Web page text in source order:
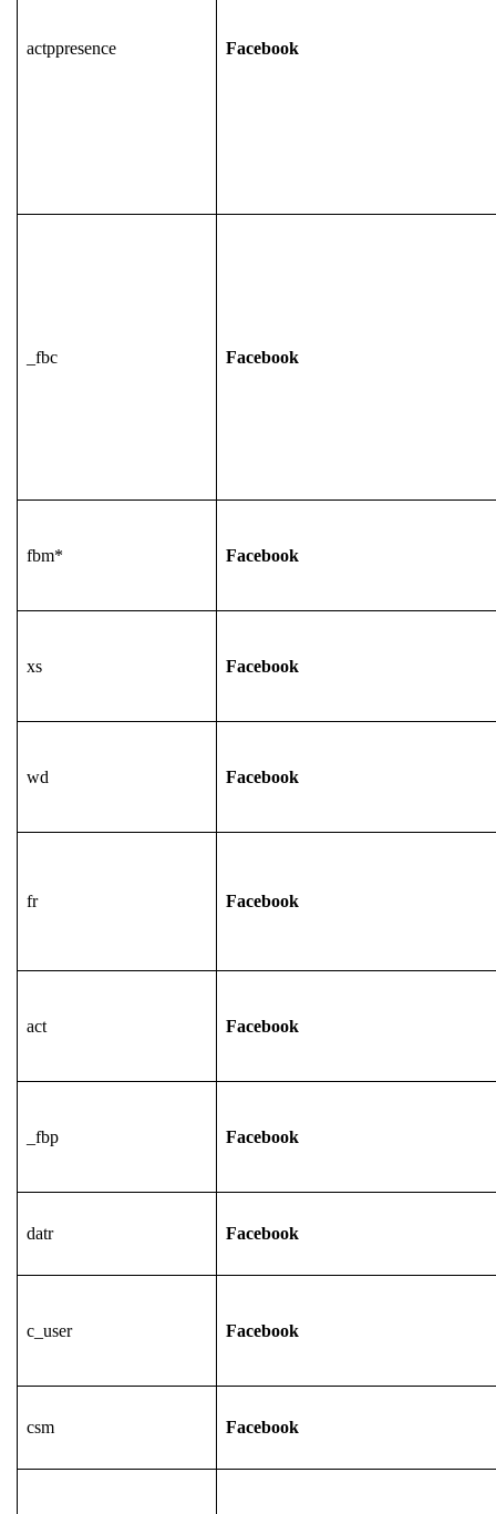
actppresence Facebook
_fbc Facebook
fbm* Facebook
xs Facebook
wd Facebook
fr Facebook
act Facebook
_fbp Facebook
datr Facebook
c_user Facebook
csm Facebook